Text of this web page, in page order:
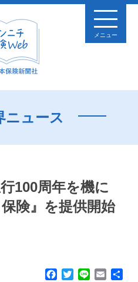
メニュー
ニュース
100周年を機に
険』を提供開始
T
E